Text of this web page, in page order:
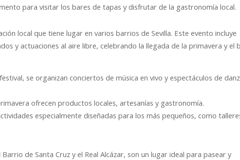
para visitar los bares de tapas y disfrutar de la gastronomía local.
local que tiene lugar en varios barrios de Sevilla. Este evento incluye
y actuaciones al aire libre, celebrando la llegada de la primavera y el
se organizan conciertos de música en vivo y espectáculos de
ofrecen productos locales, artesanías y gastronomía.
especialmente diseñadas para los más pequeños, como
de Santa Cruz y el Real Alcázar, son un lugar ideal para pasear y